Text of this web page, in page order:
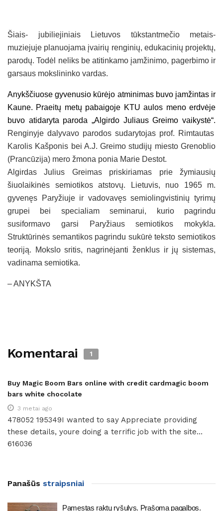
Šiais- jubiliejiniais Lietuvos tūkstantmečio metais-
muziejuje planuojama įvairių renginių, edukacinių projektų,
parodų. Todėl neliks be atitinkamo įamžinimo, pagerbimo ir
garsaus mokslininko vardas.
Anykščiuose gyvenusio kūrėjo atminimas buvo įamžintas ir
Kaune. Praeitų metų pabaigoje KTU aulos meno erdvėje
buvo atidaryta paroda „Algirdo Juliaus Greimo vaikystė“.
Renginyje dalyvavo parodos sudarytojas prof. Rimtautas
Karolis Kašponis bei A.J. Greimo studijų miesto Grenoblio
(Prancūzija) mero žmona ponia Marie Destot.
Algirdas Julius Greimas priskiriamas prie žymiausių
šiuolaikinės semiotikos atstovų. Lietuvis, nuo 1965 m.
gyvenęs Paryžiuje ir vadovavęs semiolingvistinių tyrimų
grupei bei specialiam seminarui, kurio pagrindu
susiformavo garsi Paryžiaus semiotikos mokykla.
Struktūrinės semantikos pagrindu sukūrė teksto semiotikos
teoriją. Mokslo sritis, nagrinėjanti ženklus ir jų sistemas,
vadinama semiotika.
– ANYKŠTA
Komentarai 1
Buy Magic Boom Bars online with credit cardmagic boom
bars white chocolate​
3 metai ago
478052 195349I wanted to say Appreciate providing
these details, youre doing a terrific job with the site…
616036
Panašūs straipsniai
Pamestas raktų ryšulys. Prašoma pagalbos.